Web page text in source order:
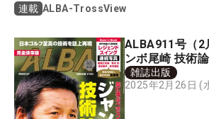
連載 ALBA-TrossView
ALBA911号（2
ンボ尾崎 技術論
雑誌出版
2025年2月26日 (